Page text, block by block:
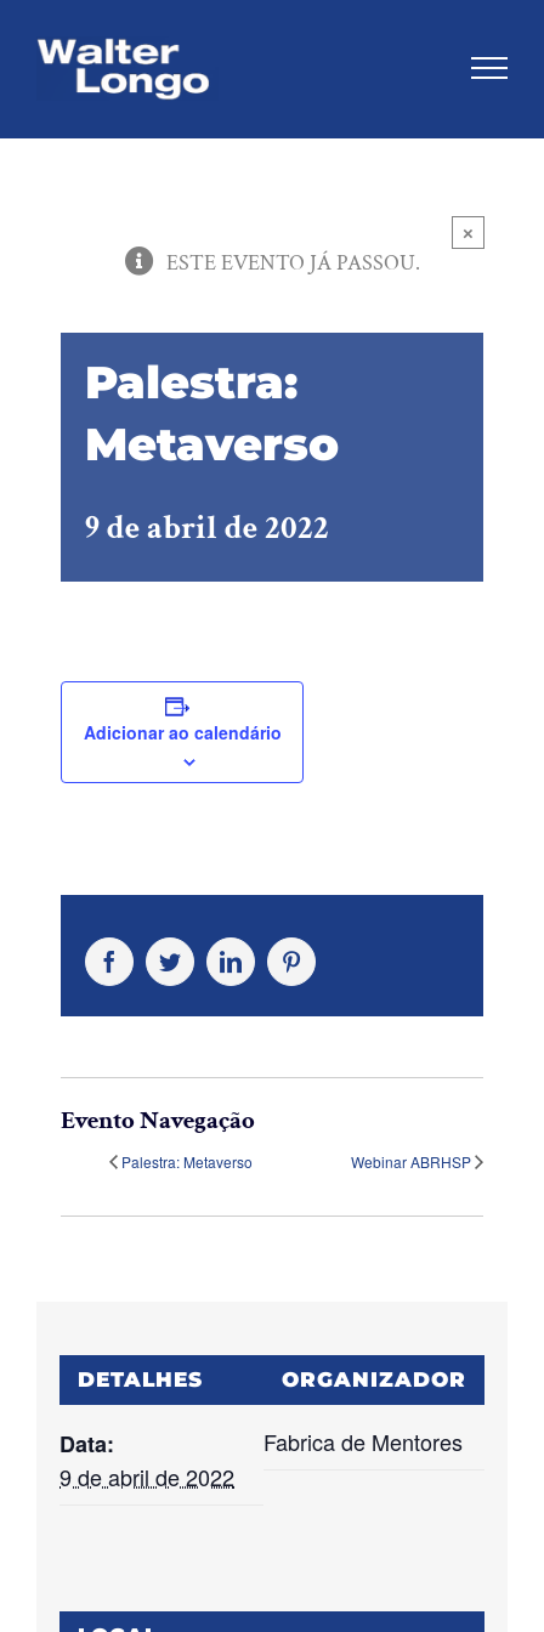
×
ESTE EVENTO JÁ PASSOU.
Palestra:
Metaverso
9 de abril de 2022
Adicionar ao calendário
FacebookTwitterLinkedInPinterest
Evento Navegação
Palestra: Metaverso Webinar ABRHSP
DETALHES
Data:
9 de abril de 2022
ORGANIZADOR
Fabrica de Mentores